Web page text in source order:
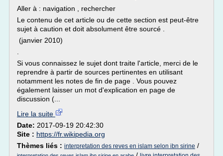
Aller à : navigation , rechercher
Le contenu de cet article ou de cette section est peut-être
sujet à caution et doit absolument être sourcé .
(janvier 2010)
Si vous connaissez le sujet dont traite l'article, merci de le
reprendre à partir de sources pertinentes en utilisant
notamment les notes de fin de page . Vous pouvez
également laisser un mot d'explication en page de
discussion (...
Lire la suite
Date: 2017-09-19 20:42:30
Site : https://fr.wikipedia.org
Thèmes liés : interpretation des reves en islam selon ibn sirine /